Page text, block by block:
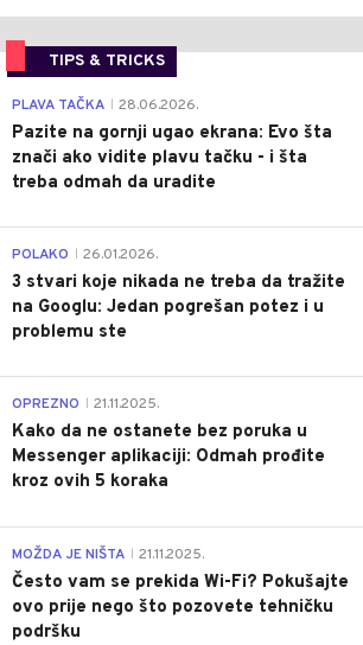
TIPS & TRICKS
PLAVA TAČKA 28.06.2026.
Pazite na gornji ugao ekrana: Evo šta
znači ako vidite plavu tačku - i šta
treba odmah da uradite
POLAKO 26.01.2026.
3 stvari koje nikada ne treba da tražite
na Googlu: Jedan pogrešan potez i u
problemu ste
OPREZNO 21.11.2025.
Kako da ne ostanete bez poruka u
Messenger aplikaciji: Odmah prođite
kroz ovih 5 koraka
MOŽDA JE NIŠTA 21.11.2025.
Često vam se prekida Wi-Fi? Pokušajte
ovo prije nego što pozovete tehničku
podršku